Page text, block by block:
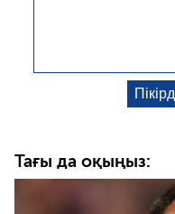
Тағы да оқыңыз: